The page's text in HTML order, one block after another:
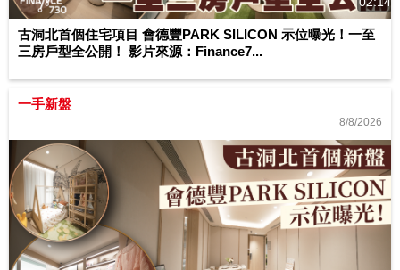
古洞北首個住宅項目 會德豐PARK SILICON 示位曝光！一至
三房戶型全公開！ 影片來源：Finance7...
一手新盤
8/8/2026